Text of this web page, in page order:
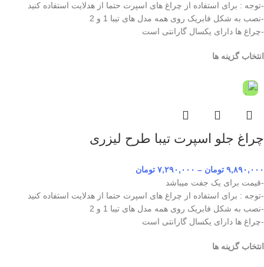
-توجه : برای استفاده از چراغ های اسپرت حتما از هدلایت استفاده کنید
-نصب به شکل فابریک روی همه مدل های تیبا 1 و 2
-چراغ ها دارای یکسال گارانتی است
انتخاب گزینه ها
چراغ جلو اسپرت تیبا طرح لیزری
۹,۸۹۰,۰۰۰ تومان – ۷,۲۹۰,۰۰۰ تومان
-قیمت برای یک جفت میباشد
-توجه : برای استفاده از چراغ های اسپرت حتما از هدلایت استفاده کنید
-نصب به شکل فابریک روی همه مدل های تیبا 1 و 2
-چراغ ها دارای یکسال گارانتی است
انتخاب گزینه ها